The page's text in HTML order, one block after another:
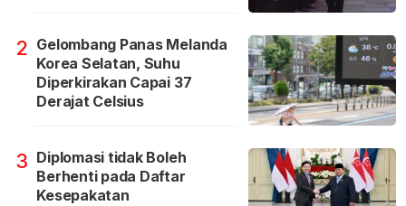
2 Gelombang Panas Melanda
Korea Selatan, Suhu
Diperkirakan Capai 37
Derajat Celsius
3 Diplomasi tidak Boleh
Berhenti pada Daftar
Kesepakatan